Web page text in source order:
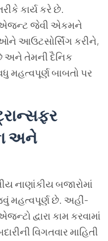
કાર્ય કરે છે.
એજન્ટ જેવી એકમને
આઉટસોર્સિંગ કરીને,
અને તેમની દૈનિક
મહત્વપૂર્ણ બાબતો પર
અને
નાણાંકીય બજારોમાં
મહત્વપૂર્ણ છે. અહીં-
દ્વારા કામ કરવામાં
વિગતવાર માહિતી